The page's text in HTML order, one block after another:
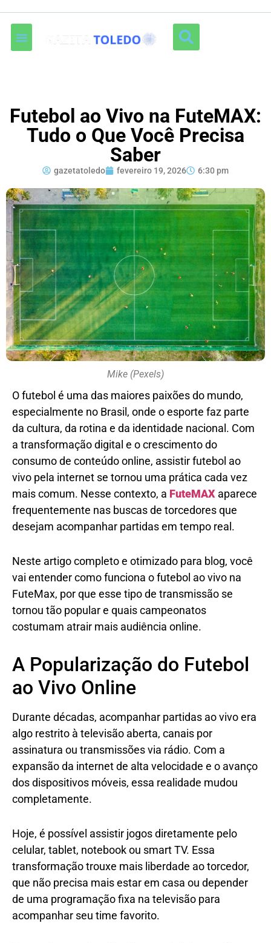
Futebol ao Vivo na FuteMAX:
Tudo o Que Você Precisa
Saber
gazetatoledo fevereiro 19, 2026 6:30 pm
Mike (Pexels)
O futebol é uma das maiores paixões do mundo,
especialmente no Brasil, onde o esporte faz parte
da cultura, da rotina e da identidade nacional. Com
a transformação digital e o crescimento do
consumo de conteúdo online, assistir futebol ao
vivo pela internet se tornou uma prática cada vez
mais comum. Nesse contexto, a FuteMAX aparece
frequentemente nas buscas de torcedores que
desejam acompanhar partidas em tempo real.
Neste artigo completo e otimizado para blog, você
vai entender como funciona o futebol ao vivo na
FuteMax, por que esse tipo de transmissão se
tornou tão popular e quais campeonatos
costumam atrair mais audiência online.
A Popularização do Futebol
ao Vivo Online
Durante décadas, acompanhar partidas ao vivo era
algo restrito à televisão aberta, canais por
assinatura ou transmissões via rádio. Com a
expansão da internet de alta velocidade e o avanço
dos dispositivos móveis, essa realidade mudou
completamente.
Hoje, é possível assistir jogos diretamente pelo
celular, tablet, notebook ou smart TV. Essa
transformação trouxe mais liberdade ao torcedor,
que não precisa mais estar em casa ou depender
de uma programação fixa na televisão para
acompanhar seu time favorito.